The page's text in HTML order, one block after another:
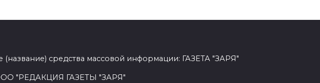
(название) средства массовой информации: ГАЗЕТА "ЗАРЯ"
"РЕДАКЦИЯ ГАЗЕТЫ "ЗАРЯ"